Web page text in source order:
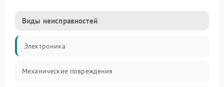
Виды неисправностей
Электроника
Механические повреждения